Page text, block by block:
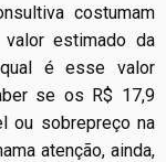
costumam
estimado da
é esse valor
se os R$ 17,9
ou sobrepreço na
atenção, ainda,